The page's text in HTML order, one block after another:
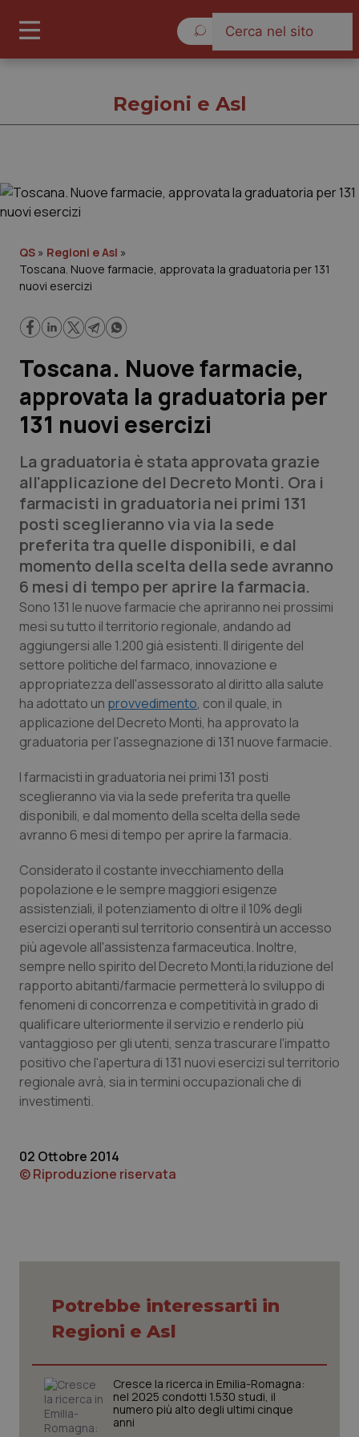
Governo e Parlamento
Regioni e Asl
Lavoro e Professioni
Scienza e Farmaci
Studi e Analisi
Lettere al direttore
Edizioni Regionali
QS Pro
Professionisti Sanitari.AI
Abruzzo
Basilicata
Calabria
Campania
Emilia-Romagna
Lazio
Liguria
Lombardia
Marche
Molise
Piemonte
Provincia Autonoma di Bolzano
Sicilia
Umbria
QS Pro Gold
Artrite & artrosi
Asma & BPCO
Car-T
Colesterolo & coronaropatie
Diabete & glucometri
Disturbi dell’umore
Dolore
Donna & Salute
Epatiti
HIV
Infezioni & Febbre
Neuroscienze & patologie neurodegenerative
Oftalmologia
QS Club Newsletter
Regioni e Asl
QS » Regioni e Asl »
Toscana. Nuove farmacie, approvata la graduatoria per 131
nuovi esercizi
Toscana. Nuove farmacie,
approvata la graduatoria per
131 nuovi esercizi
La graduatoria è stata approvata grazie
all'applicazione del Decreto Monti. Ora i
farmacisti in graduatoria nei primi 131
posti sceglieranno via via la sede
preferita tra quelle disponibili, e dal
momento della scelta della sede avranno
6 mesi di tempo per aprire la farmacia.
Sono 131 le nuove farmacie che apriranno nei prossimi
mesi su tutto il territorio regionale, andando ad
aggiungersi alle 1.200 già esistenti. Il dirigente del
settore politiche del farmaco, innovazione e
appropriatezza dell'assessorato al diritto alla salute
ha adottato un provvedimento, con il quale, in
applicazione del Decreto Monti, ha approvato la
graduatoria per l'assegnazione di 131 nuove farmacie.
I farmacisti in graduatoria nei primi 131 posti
sceglieranno via via la sede preferita tra quelle
disponibili, e dal momento della scelta della sede
avranno 6 mesi di tempo per aprire la farmacia.
Considerato il costante invecchiamento della
popolazione e le sempre maggiori esigenze
assistenziali, il potenziamento di oltre il 10% degli
esercizi operanti sul territorio consentirà un accesso
più agevole all'assistenza farmaceutica. Inoltre,
sempre nello spirito del Decreto Monti,la riduzione del
rapporto abitanti/farmacie permetterà lo sviluppo di
fenomeni di concorrenza e competitività in grado di
qualificare ulteriormente il servizio e renderlo più
vantaggioso per gli utenti, senza trascurare l'impatto
positivo che l'apertura di 131 nuovi esercizi sul territorio
regionale avrà, sia in termini occupazionali che di
investimenti.
02 Ottobre 2014
© Riproduzione riservata
Potrebbe interessarti in
Regioni e Asl
Cresce la ricerca in Emilia-Romagna:
nel 2025 condotti 1.530 studi, il
numero più alto degli ultimi cinque
anni